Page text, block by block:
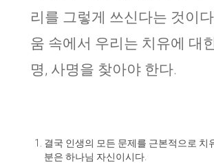
리를 그렇게 쓰신다는 것이
움 속에서 우리는 치유에 대
명, 사명을 찾아야 한다.
결국 인생의 모든 문제를 근본적으로 치
분은 하나님 자신이시다.